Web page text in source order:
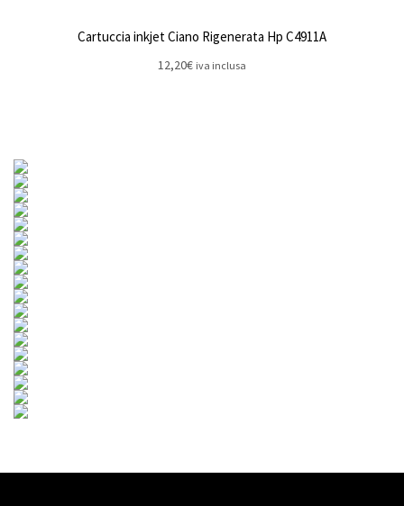
Cartuccia inkjet Ciano Rigenerata Hp C4911A
12,20€ iva inclusa